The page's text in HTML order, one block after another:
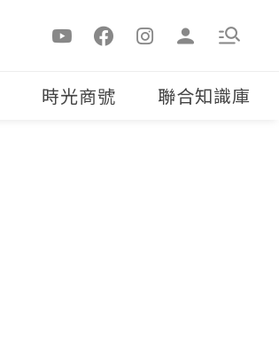
時光商號 聯合知識庫